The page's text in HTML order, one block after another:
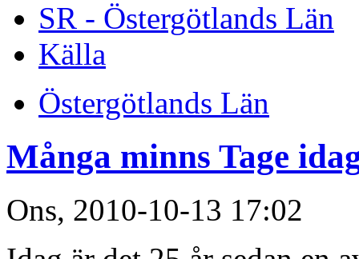
SR - Östergötlands Län
Källa
Östergötlands Län
Många minns Tage
Ons, 2010-10-13 17:02